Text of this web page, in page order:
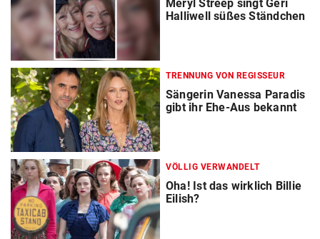
Meryl Streep singt Geri
Halliwell süßes Ständchen
TRENNUNG VON REGISSEUR
Sängerin Vanessa Paradis
gibt ihr Ehe-Aus bekannt
VÖLLIG VERWANDELT
Oha! Ist das wirklich Billie
Eilish?